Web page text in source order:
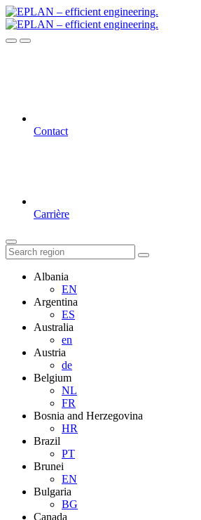
Contact
Carrière
Albania
EN
Argentina
ES
Australia
en
Austria
de
Belgium
NL
FR
Bosnia and Herzegovina
HR
Brazil
PT
Brunei
EN
Bulgaria
BG
Canada